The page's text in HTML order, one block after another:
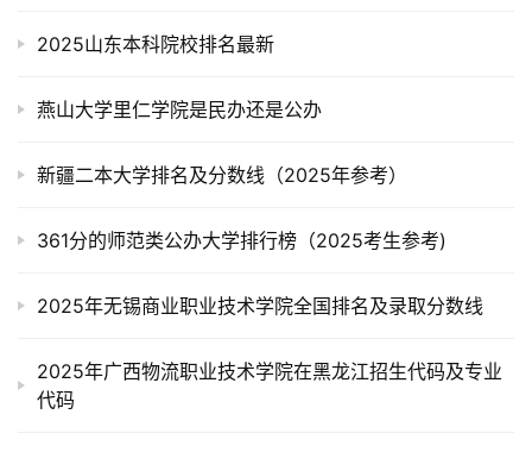
2025山东本科院校排名最新
燕山大学里仁学院是民办还是公办
新疆二本大学排名及分数线（2025年参考）
361分的师范类公办大学排行榜（2025考生参考)
2025年无锡商业职业技术学院全国排名及录取分数线
2025年广西物流职业技术学院在黑龙江招生代码及专业
代码